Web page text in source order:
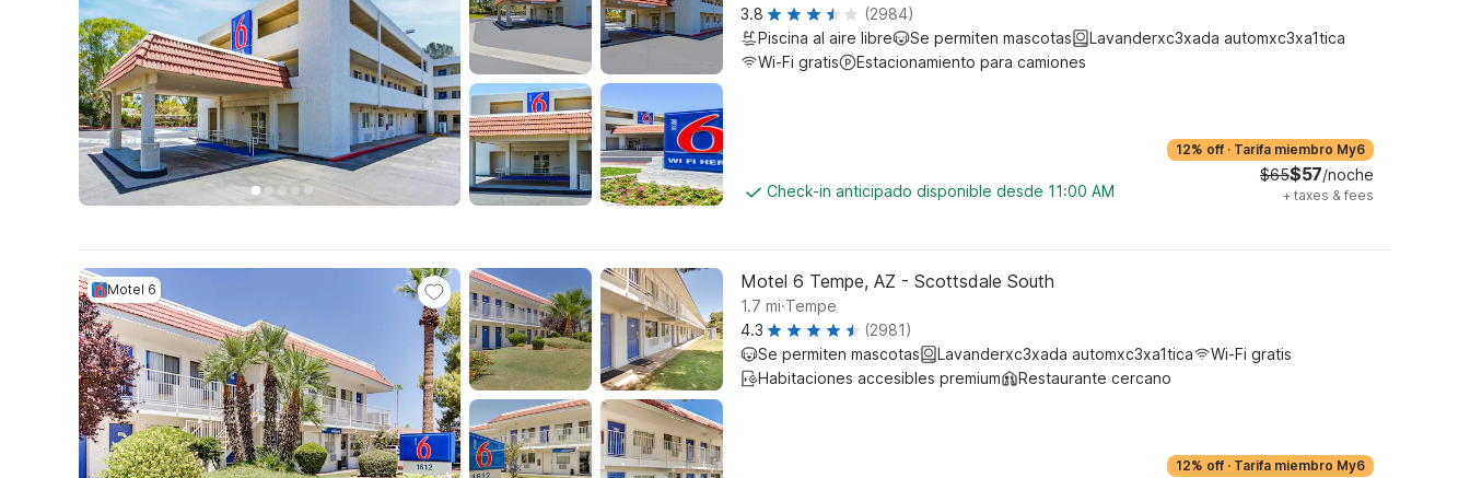
3.8
(2984)
Piscina al aire libre
Se permiten mascotas
Lavanderxc3xada automxc3xa1tica
Wi-Fi gratis
Estacionamiento para camiones
Check-in anticipado disponible desde 11:00 AM
12% off · Tarifa miembro My6
$65$57/noche
+ taxes & fees
Motel 6 Motel 6 Tempe, AZ - Scottsdale South
1.7 mi.Tempe
4.3
(2981)
Se permiten mascotas
Lavanderxc3xada automxc3xa1tica
Wi-Fi gratis
Habitaciones accesibles premium
Restaurante cercano
12% off · Tarifa miembro My6